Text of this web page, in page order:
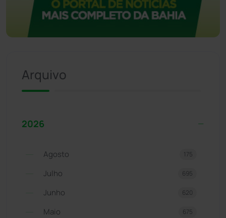
Arquivo
2026
Agosto 175
Julho 695
Junho 620
Maio 675